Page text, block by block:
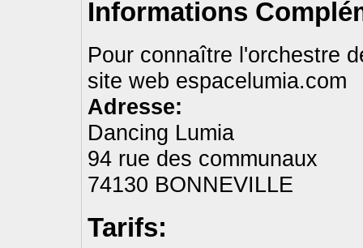
Informations
Pour connaître l'orchestre
site web espacelumia.com
Adresse:
Dancing Lumia
94 rue des communaux
74130 BONNEVILLE
Tarifs: